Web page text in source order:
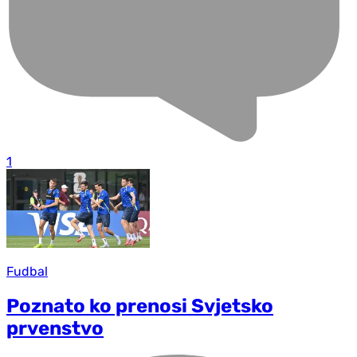
1
Fudbal
Poznato ko prenosi Svjetsko
prvenstvo